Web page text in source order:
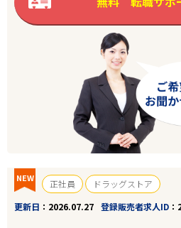
エリアで探す
雇用形態
NEW 正社員
ドラッグストア
更新日
2026.07.27 登録販売者求人ID